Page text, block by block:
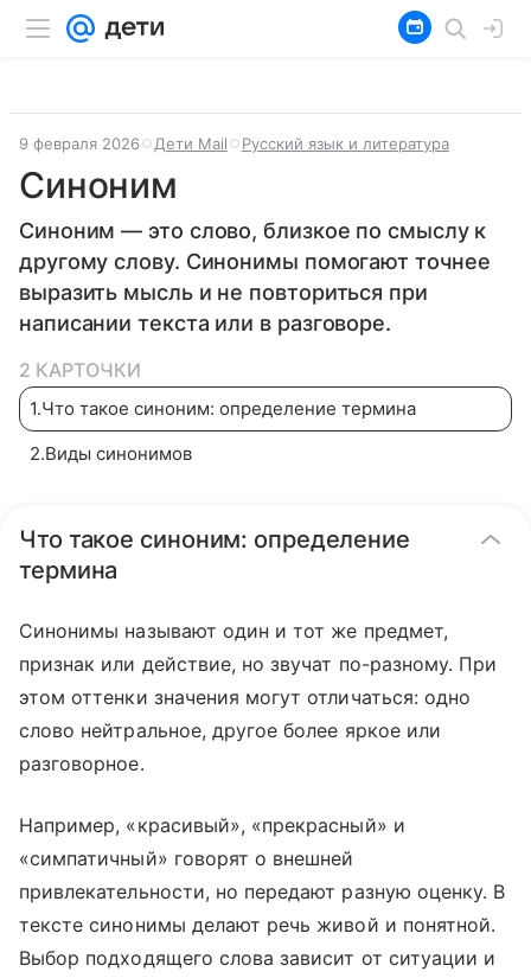
9 февраля 2026 Дети Mail Русский язык и литература
Синоним
Синоним — это слово, близкое по смыслу к
другому слову. Синонимы помогают точнее
выразить мысль и не повториться при
написании текста или в разговоре.
2 КАРТОЧКИ
1.Что такое синоним: определение термина
2.Виды синонимов
Что такое синоним: определение
термина
Синонимы называют один и тот же предмет,
признак или действие, но звучат по-разному. При
этом оттенки значения могут отличаться: одно
слово нейтральное, другое более яркое или
разговорное.
Например, «красивый», «прекрасный» и
«симпатичный» говорят о внешней
привлекательности, но передают разную оценку. В
тексте синонимы делают речь живой и понятной.
Выбор подходящего слова зависит от ситуации и